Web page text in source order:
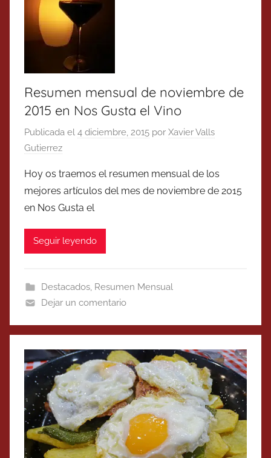
Resumen mensual de noviembre de
2015 en Nos Gusta el Vino
Publicada el 4 diciembre, 2015 por Xavier Valls
Gutierrez
Hoy os traemos el resumen mensual de los
mejores artículos del mes de noviembre de 2015
en Nos Gusta el
Seguir leyendo
Destacados, Resumen Mensual
Dejar un comentario